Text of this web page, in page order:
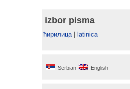
izbor pisma
ћирилица| latinica
Serbian English